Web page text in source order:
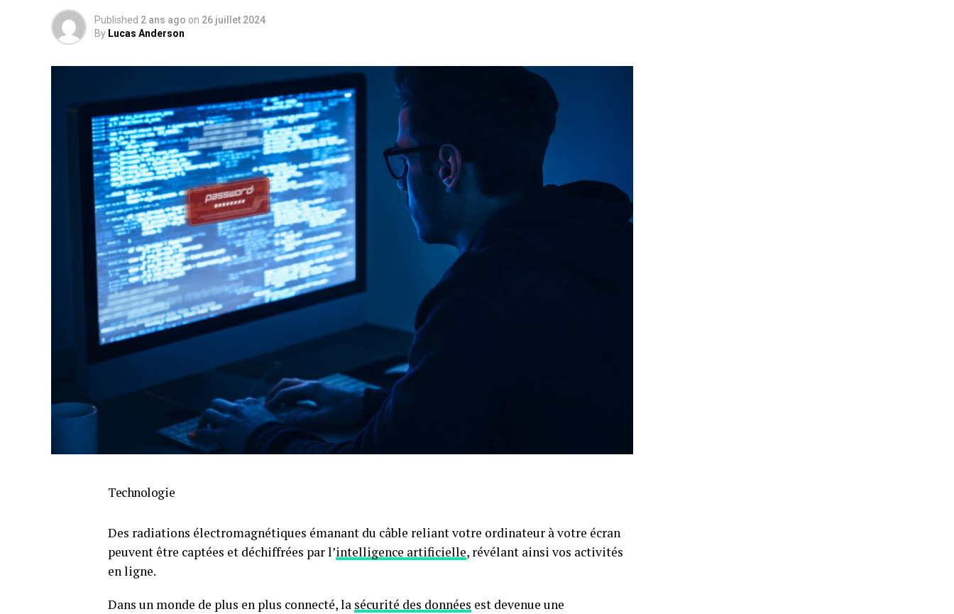
Published 2 ans ago on 26 juillet 2024
By Lucas Anderson
Technologie
Des radiations électromagnétiques émanant du câble reliant votre ordinateur à votre écran
peuvent être captées et déchiffrées par l’intelligence artificielle, révélant ainsi vos activités
en ligne.
Dans un monde de plus en plus connecté, la sécurité des données est devenue une